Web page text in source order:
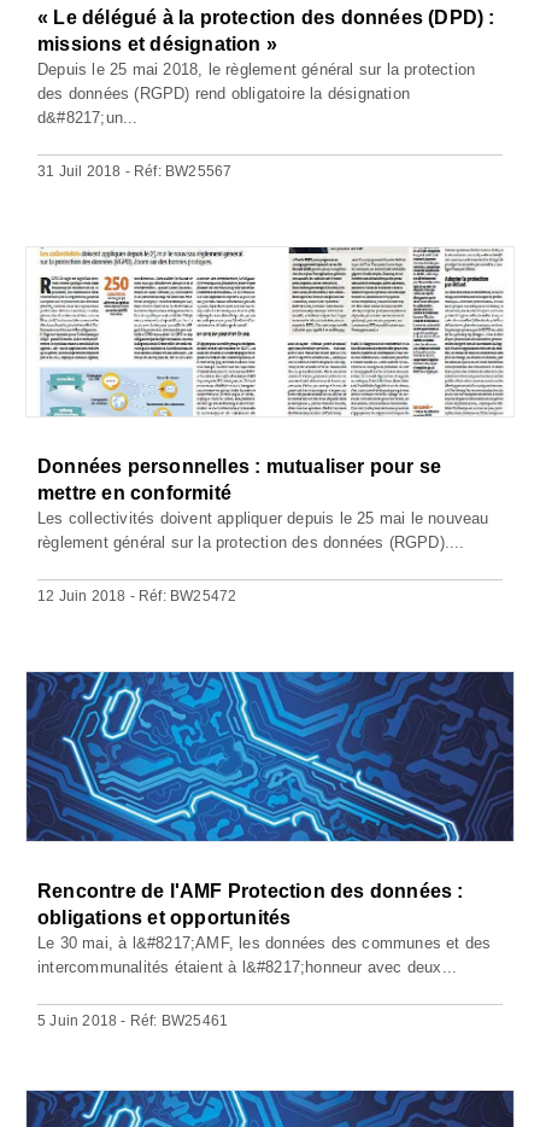
« Le délégué à la protection des données (DPD) :
missions et désignation »
Depuis le 25 mai 2018, le règlement général sur la protection
des données (RGPD) rend obligatoire la désignation
d&#8217;un...
31 Juil 2018 - Réf: BW25567
Données personnelles : mutualiser pour se
mettre en conformité
Les collectivités doivent appliquer depuis le 25 mai le nouveau
règlement général sur la protection des données (RGPD)....
12 Juin 2018 - Réf: BW25472
Rencontre de l'AMF Protection des données :
obligations et opportunités
Le 30 mai, à l&#8217;AMF, les données des communes et des
intercommunalités étaient à l&#8217;honneur avec deux...
5 Juin 2018 - Réf: BW25461